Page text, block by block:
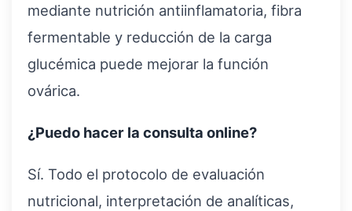
mediante nutrición antiinflamatoria, fibra
fermentable y reducción de la carga
glucémica puede mejorar la función
ovárica.
¿Puedo hacer la consulta online?
Sí. Todo el protocolo de evaluación
nutricional, interpretación de analíticas,